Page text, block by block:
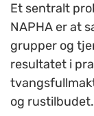
Et sentralt
NAPHA er at
grupper og
resultatet i
og rustilbudet.